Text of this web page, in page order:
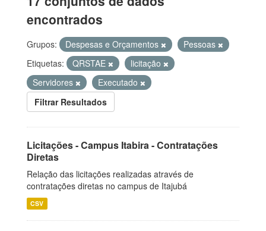
encontrados
Grupos: Despesas e Orçamentos
Pessoas
Etiquetas:
QRSTAE
licitação
Servidores
Executado
Filtrar Resultados
Licitações - Campus Itabira - Contratações
Diretas
Relação das licitações realizadas através de
contratações diretas no campus de Itajubá
CSV